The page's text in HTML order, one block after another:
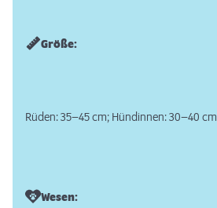
Größe:
Rüden: 35–45 cm; Hündinnen: 30–40 cm
Wesen: